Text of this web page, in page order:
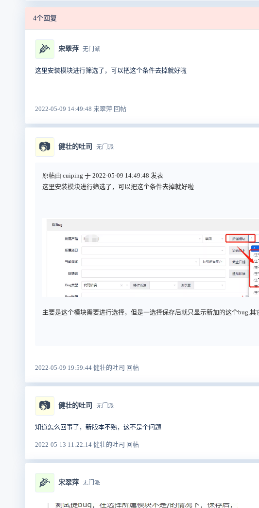
4个回复
🌽 宋翠萍 无门派
这里安装模块进行筛选了，可以把这个条件去掉就好啦
2022-05-09 14:49:48 宋翠萍 回帖
📷 健壮的吐司 无门派
原帖由 cuiping 于 2022-05-09 14:49:48 发表
这里安装模块进行筛选了，可以把这个条件去掉就好啦
主要是这个模块需要进行选择，但是一选择保存后就只显示新加的这个bug,其
2022-05-09 19:59:44 健壮的吐司 回帖
📷 健壮的吐司 无门派
知道怎么回事了，新版本不熟，这不是个问题
2022-05-13 11:22:14 健壮的吐司 回帖
🌽 宋翠萍 无门派